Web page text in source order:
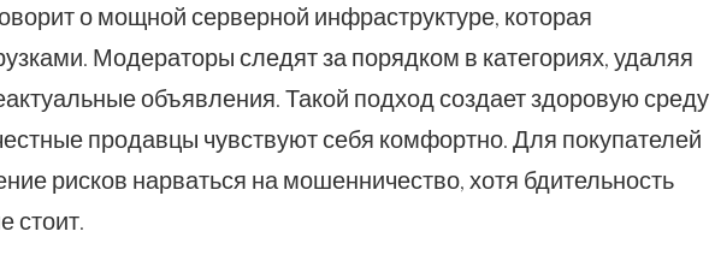
о мощной серверной инфраструктуре, которая
Модераторы следят за порядком в категориях, удаляя
объявления. Такой подход создает здоровую среду
продавцы чувствуют себя комфортно. Для покупателей
рисков нарваться на мошенничество, хотя бдительность
стоит.